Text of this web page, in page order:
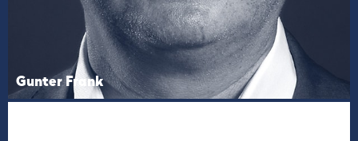
Gunter Frank